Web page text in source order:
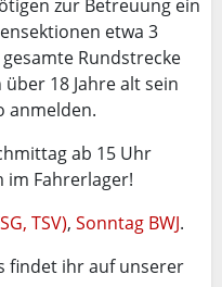
zur Betreuung ein
etwa 3
Rundstrecke
18 Jahre alt sein
anmelden.
ab 15 Uhr
im Fahrerlager!
TSV), Sonntag BWJ.
findet ihr auf unserer